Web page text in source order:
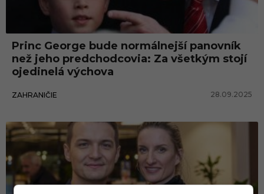
Princ George bude normálnejší panovník
než jeho predchodcovia: Za všetkým stojí
ojedinelá výchova
ZAHRANIČIE 28.09.2025